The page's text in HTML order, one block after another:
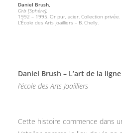
Daniel Brush,
Orb [Sphère],
1992 – 1995. Or pur, acier. Collection privée.
L’École des Arts Joailliers – B. Chelly.
Daniel Brush – L’art de la
l’école des Arts Joailliers
Cette histoire commence dans